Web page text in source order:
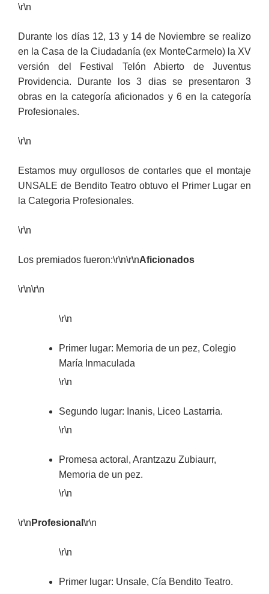
\r\n
Durante los días 12, 13 y 14 de Noviembre se realizo
en la Casa de la Ciudadanía (ex MonteCarmelo) la XV
versión del Festival Telón Abierto de Juventus
Providencia. Durante los 3 dias se presentaron 3
obras en la categoría aficionados y 6 en la categoría
Profesionales.
\r\n
Estamos muy orgullosos de contarles que el montaje
UNSALE de Bendito Teatro obtuvo el Primer Lugar en
la Categoria Profesionales.
\r\n
Los premiados fueron:\r\n\r\nAficionados
\r\n\r\n
\r\n
Primer lugar: Memoria de un pez, Colegio
María Inmaculada
\r\n
Segundo lugar: Inanis, Liceo Lastarria.
\r\n
Promesa actoral, Arantzazu Zubiaurr,
Memoria de un pez.
\r\n
\r\n Profesional \r\n
\r\n
Primer lugar: Unsale, Cía Bendito Teatro.